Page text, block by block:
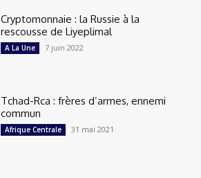
Cryptomonnaie : la Russie à la
rescousse de Liyeplimal
A La Une 7 juin 2022
Tchad-Rca : frères d’armes, ennemi
commun
Afrique Centrale 31 mai 2021